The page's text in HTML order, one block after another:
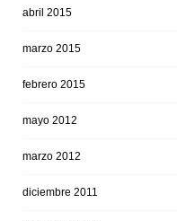
abril 2015
marzo 2015
febrero 2015
mayo 2012
marzo 2012
diciembre 2011